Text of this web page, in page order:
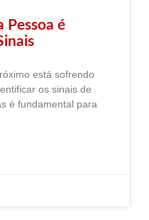
Pessoa é
está sofrendo
os sinais de
é fundamental para